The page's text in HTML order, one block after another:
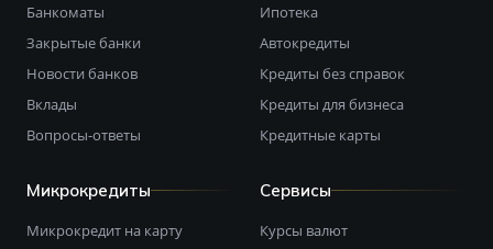
Банкоматы
Закрытые банки
Новости банков
Вклады
Вопросы-ответы
Ипотека
Автокредиты
Кредиты без справок
Кредиты для бизнеса
Кредитные карты
Микрокредиты
Микрокредит на карту
Сервисы
Курсы валют